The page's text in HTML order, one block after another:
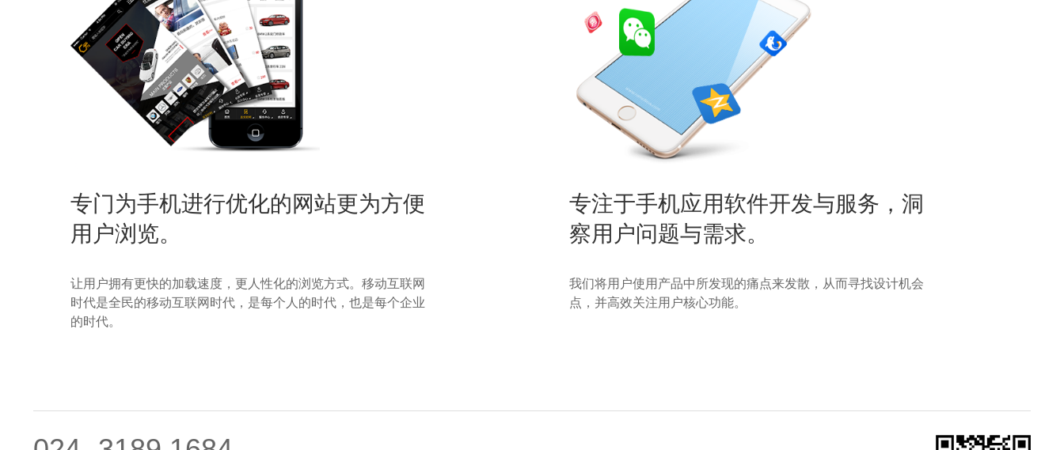
专门为手机进行优化的网站更为方便
用户浏览。
让用户拥有更快的加载速度，更人性化的浏览方式。移动互联网
时代是全民的移动互联网时代，是每个人的时代，也是每个企业
的时代。
专注于手机应用软件开发与服务，洞
察用户问题与需求。
我们将用户使用产品中所发现的痛点来发散，从而寻找设计机会
点，并高效关注用户核心功能。